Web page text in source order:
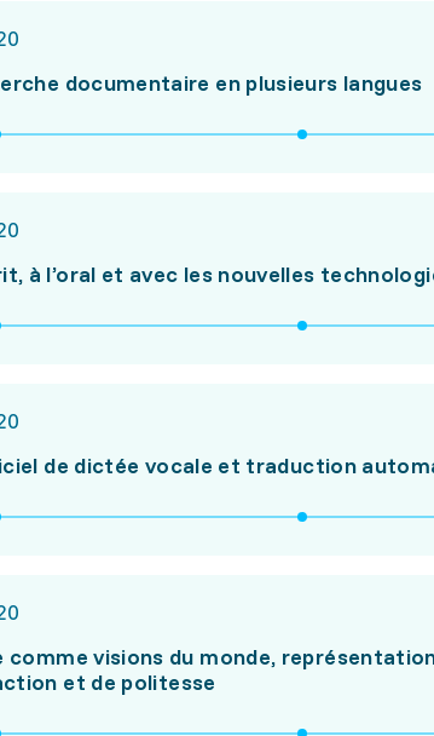
documentaire en plusieurs langues
à l’oral et avec les nouvelles
de dictée vocale et traduction
visions du monde,
et de politesse